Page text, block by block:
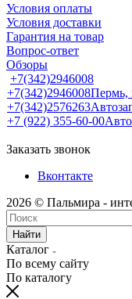
Условия оплаты
Условия доставки
Гарантия на товар
Вопрос-ответ
Обзоры
+7(342)2946008
+7(342)2946008Пермь,
+7(342)2576263
+7 (922) 355-60-00
Заказать звонок
Вконтакте
2026 © Пальмира -
Найти
Каталог
По всему сайту
По каталогу